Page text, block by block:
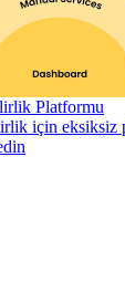
Platformu
için eksiksiz